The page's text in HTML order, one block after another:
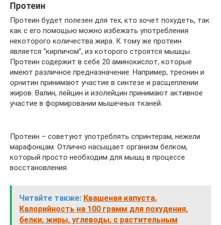
Протеин
Протеин будет полезен для тех, кто хочет похудеть, так
как с его помощью можно избежать употребления
некоторого количества жира. К тому же протеин
является “кирпичом”, из которого строятся мышцы.
Протеин содержит в себе 20 аминокислот, которые
имеют различное предназначение. Например, треонин и
орнитин принимают участие в синтезе и расщеплении
жиров. Валин, лейцин и изолейцин принимают активное
участие в формировании мышечных тканей.
Протеин – советуют употреблять спринтерам, нежели
марафонцам. Отлично насыщает организм белком,
который просто необходим для мышц в процессе
восстановления.
Читайте также: Квашеная капуста.
Калорийность на 100 грамм для похудения,
белки, жиры, углеводы, с растительным